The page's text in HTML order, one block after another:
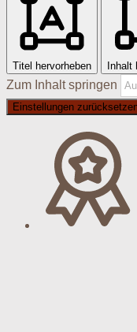
Titel hervorheben Inhalt
Zum Inhalt springen
Einstellungen